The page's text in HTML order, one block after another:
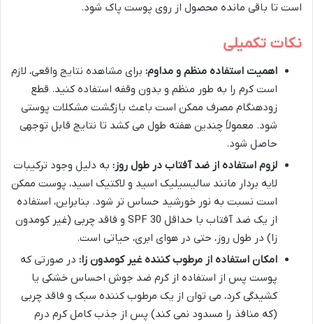
است تا باقی مانده محصول از روی پوست پاک شود.
نکات تکمیلی
اهمیت استفاده منظم و مداوم: برای مشاهده نتایج واقعی، لازم
است کرم را به طور منظم و بدون وقفه استفاده کنید. قطع
زودهنگام مصرف ممکن است باعث بازگشت مشکلات پوستی
شود. معمولاً چندین هفته طول می کشد تا نتایج قابل توجهی
حاصل شود.
لزوم استفاده از ضد آفتاب در طول روز: به دلیل وجود ترکیبات
لایه بردار مانند سالیسیلیک اسید و لاکتیک اسید، پوست ممکن
است نسبت به نور خورشید حساس تر شود. بنابراین، استفاده
از یک ضد آفتاب با حداقل SPF 30 و فاقد چربی (غیر کومدون
زا) در طول روز، حتی در هوای ابری، حیاتی است.
امکان استفاده از مرطوب کننده غیر کومدون زا: در صورتی که
پوست پس از استفاده از کرم ضد جوش احساس خشکی یا
کشیدگی کرد، می توان از یک مرطوب کننده سبک و فاقد چربی
(که منافذ را مسدود نمی کند) پس از جذب کامل کرم درم